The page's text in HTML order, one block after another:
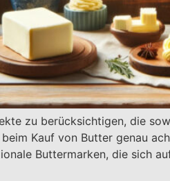
zu berücksichtigen, die
Kauf von Butter genau
Buttermarken, die sich